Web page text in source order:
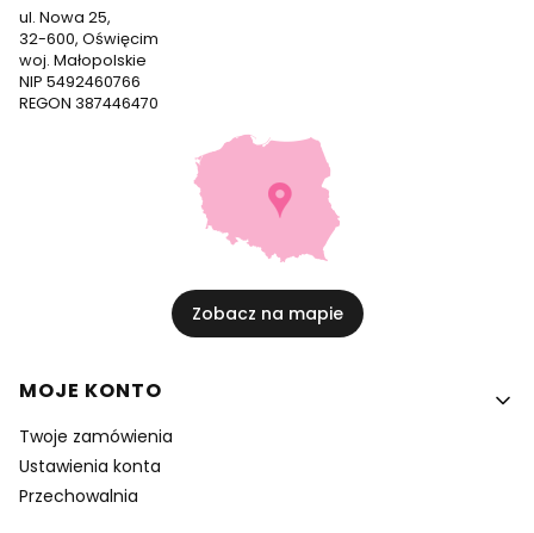
ul. Nowa 25,
32-600, Oświęcim
woj. Małopolskie
NIP 5492460766
REGON 387446470
Zobacz na mapie
Linki w stopce
MOJE KONTO
Twoje zamówienia
Ustawienia konta
Przechowalnia